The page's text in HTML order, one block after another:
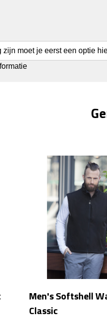
zijn moet je eerst een optie
Men's Softshell
Classic